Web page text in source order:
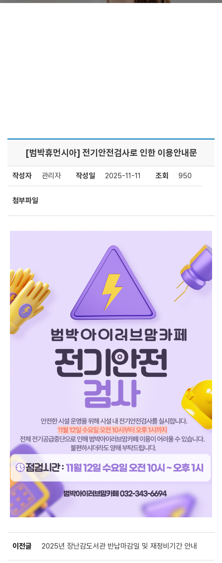
[범박휴먼시아] 전기안전검사로 인한 이용안내문
작성자 관리자 작성일 2025-11-11 조회 950
첨부파일
이전글 2025년 장난감도서관 반납마감일 및 재정비기간 안내